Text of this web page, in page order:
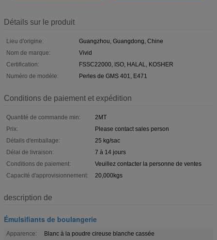
Détails sur le produit
Lieu d'origine:
Guangzhou, Guangdong, Chine
Nom de marque:
Vivid
Certification:
FSSC22000, ISO, HALAL, KOSHER
Numéro de modèle:
Perles de GMS 401, E471
Conditions de paiement et expédition
Quantité de commande min:
2MT
Prix:
Please contact sales person
Détails d'emballage:
25 kg/sac
Délai de livraison:
7 à 14 jours
Conditions de paiement:
Veuillez contacter la personne de ventes
Capacité d'approvisionnement:
20,000kgs
description de
Émulsifiants de boulangerie
Apparence:
Blanc à la poudre cireuse blanche cassée